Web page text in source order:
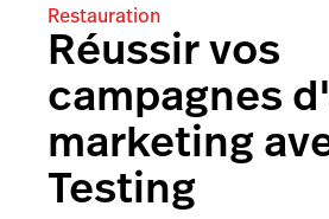
Restauration
Réussir vos
campagnes
marketing
Testing